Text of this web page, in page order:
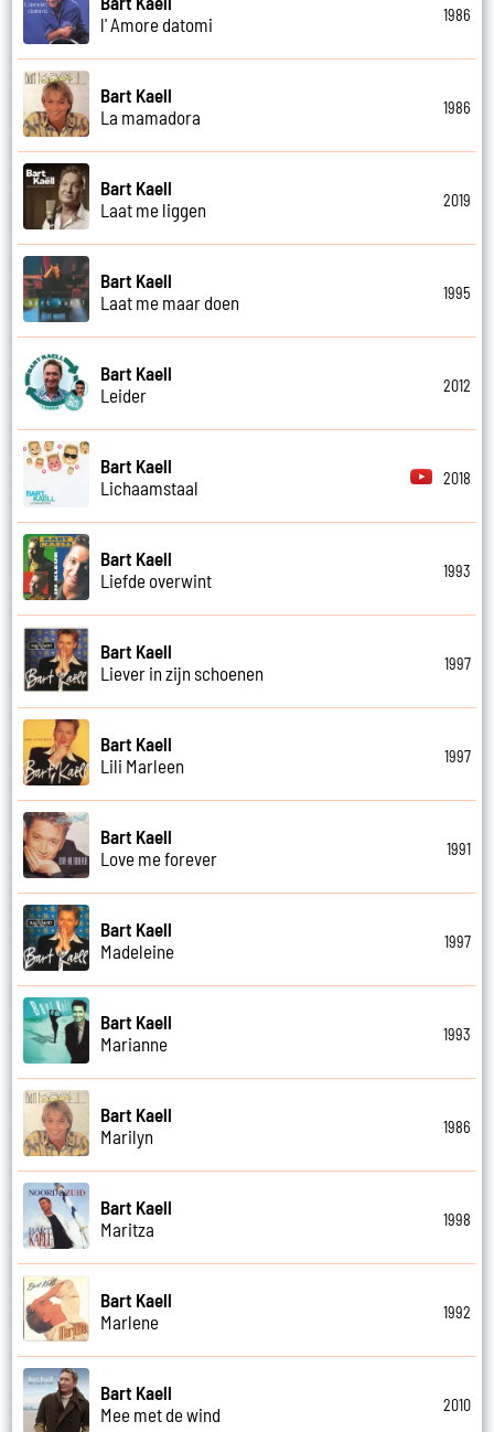
l' Amore datomi
1986
Bart Kaell
La mamadora
1986
Bart Kaell
Laat me liggen
2019
Bart Kaell
Laat me maar doen
1995
Bart Kaell
Leider
2012
Bart Kaell
Lichaamstaal
2018
Bart Kaell
Liefde overwint
1993
Bart Kaell
Liever in zijn schoenen
1997
Bart Kaell
Lili Marleen
1997
Bart Kaell
Love me forever
1991
Bart Kaell
Madeleine
1997
Bart Kaell
Marianne
1993
Bart Kaell
Marilyn
1986
Bart Kaell
Maritza
1998
Bart Kaell
Marlene
1992
Bart Kaell
Mee met de wind
2010